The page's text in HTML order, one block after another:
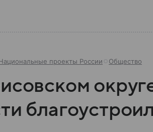
проекты России Общество